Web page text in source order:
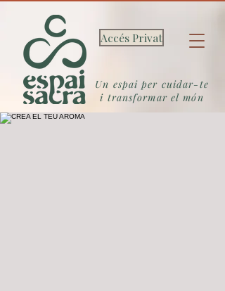
Accés Privat
Un espai per cuidar-te
i transformar el món